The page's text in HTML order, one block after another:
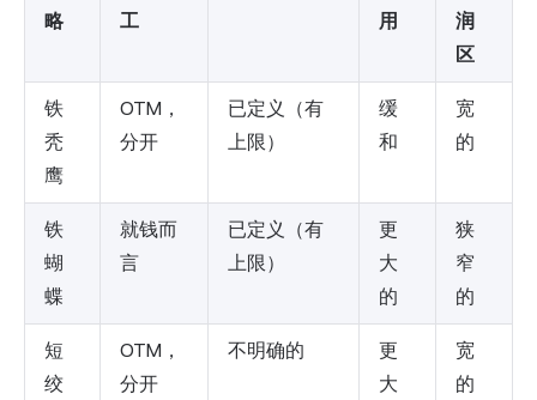
略
工
用
润
区
铁
秃
鹰
OTM，
分开
已定义（有
上限）
缓
和
宽
的
铁
蝴
蝶
就钱而
言
已定义（有
上限）
更
大
的
狭
窄
的
短
绞
OTM，
分开
不明确的
更
大
宽
的